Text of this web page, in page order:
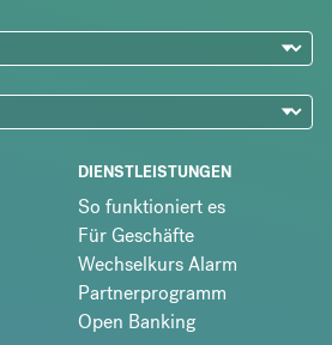
DIENSTLEISTUNGEN
So funktioniert es
Für Geschäfte
Wechselkurs Alarm
Partnerprogramm
Open Banking